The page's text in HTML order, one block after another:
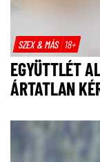
SZEX & MÁS 18+
EGYÜTTLÉT
ÁRTATLAN